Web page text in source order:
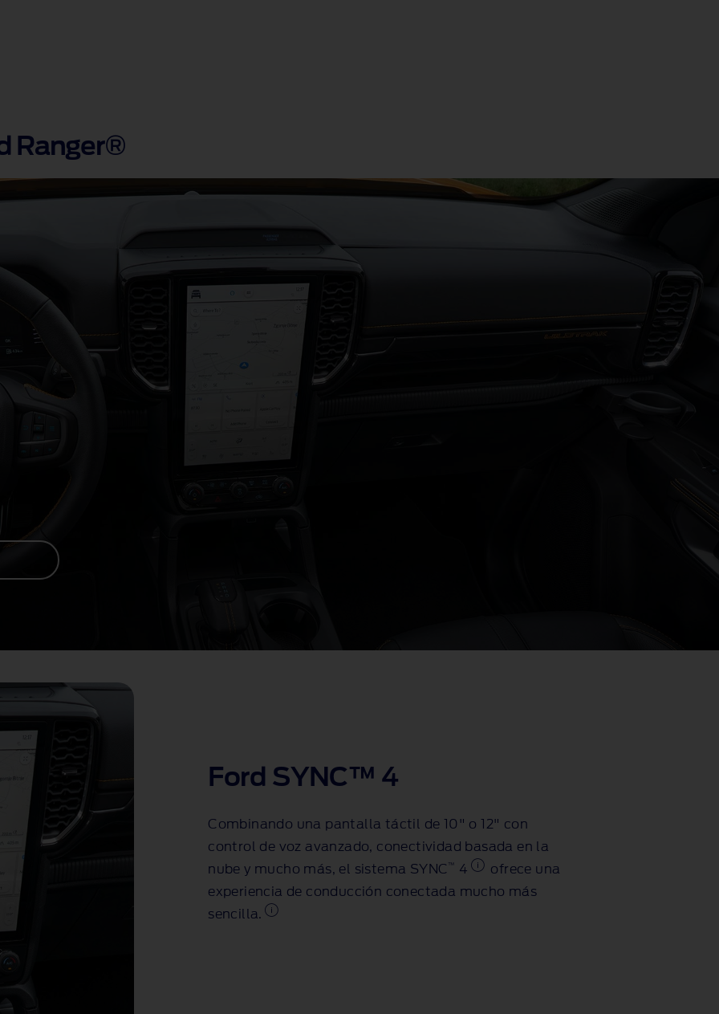
Ranger®
Ford SYNC™ 4
Combinando una pantalla táctil de 10" o 12" con
control de voz avanzado, conectividad basada en la
nube y mucho más, el sistema SYNC
™ 4
ofrece una
experiencia de conducción conectada mucho más
sencilla.